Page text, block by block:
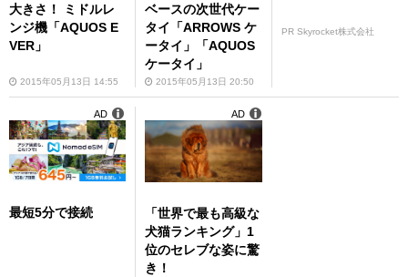
大きさ！ ミドルレ
ンジ機「AQUOS E
VER」
2015年05月13日 14:55
ベースの次世代ケー
タイ「ARROWS ケ
ータイ」「AQUOS
ケータイ」
2015年05月13日 20:50
PR Skyrocket株式会社
最短5分で接続
AD
「世界で最も高級な
犬猫ランキング」1
位のセレブな姿に驚
き！
AD